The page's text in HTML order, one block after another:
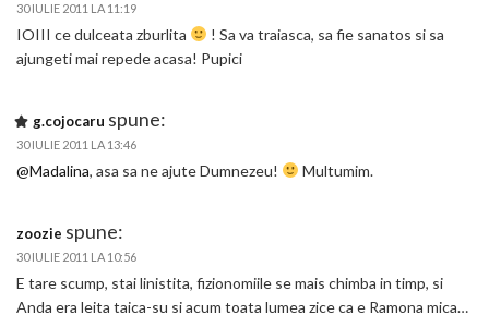
30 IULIE 2011 LA 11:19
IOIII ce dulceata zburlita
! Sa va traiasca, sa fie sanatos si sa
ajungeti mai repede acasa! Pupici
g.cojocaru spune:
30 IULIE 2011 LA 13:46
@Madalina, asa sa ne ajute Dumnezeu! Multumim.
zoozie spune:
30 IULIE 2011 LA 10:56
E tare scump, stai linistita, fizionomiile se mais chimba in timp, si
Anda era leita taica-su si acum toata lumea zice ca e Ramona mica…